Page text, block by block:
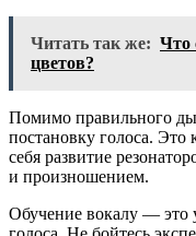
Читать так же: Что
цветов?
Помимо правильного
постановку голоса.
себя развитие
и произношением.
Обучение вокалу — это